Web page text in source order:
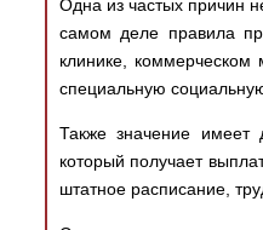
Одна из частых причин
самом деле правила
клинике,
специальную
Также значение имеет
который получает
штатное расписание,